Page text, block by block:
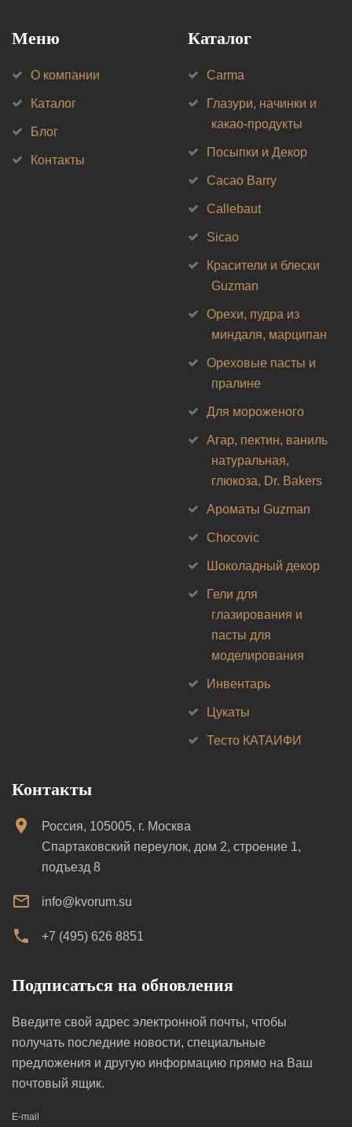
Меню
О компании
Каталог
Блог
Контакты
Каталог
Carma
Глазури, начинки и
какао-продукты
Посыпки и Декор
Cacao Barry
Callebaut
Sicao
Красители и блески
Guzman
Орехи, пудра из
миндаля, марципан
Ореховые пасты и
пралине
Для мороженого
Агар, пектин, ваниль
натуральная,
глюкоза, Dr. Bakers
Ароматы Guzman
Chocovic
Шоколадный декор
Гели для
глазирования и
пасты для
моделирования
Инвентарь
Цукаты
Тесто КАТАИФИ
Контакты
Россия, 105005, г. Москва
Спартаковский переулок, дом 2, строение 1,
подъезд 8
info@kvorum.su
+7 (495) 626 8851
Подписаться на обновления
Введите свой адрес электронной почты, чтобы
получать последние новости, специальные
предложения и другую информацию прямо на Ваш
почтовый ящик.
E-mail